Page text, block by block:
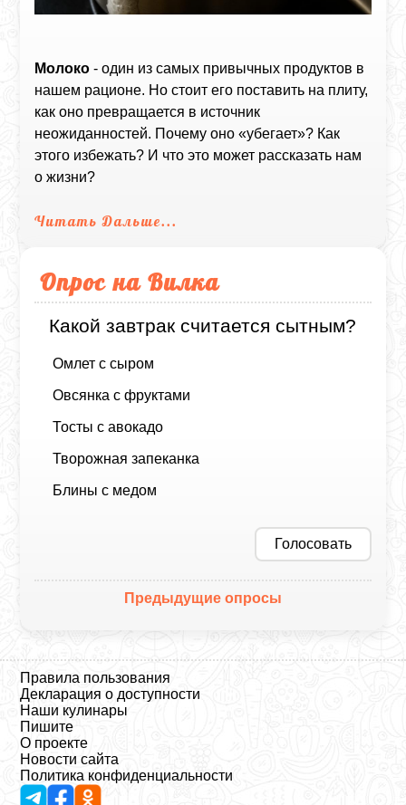
Молоко - один из самых привычных продуктов в
нашем рационе. Но стоит его поставить на плиту,
как оно превращается в источник
неожиданностей. Почему оно «убегает»? Как
этого избежать? И что это может рассказать нам
о жизни?
Читать Дальше...
Опрос на Вилка
Какой завтрак считается сытным?
Омлет с сыром
Овсянка с фруктами
Тосты с авокадо
Творожная запеканка
Блины с медом
Голосовать
Предыдущие опросы
Правила пользования
Декларация о доступности
Наши кулинары
Пишите
О проекте
Новости сайта
Политика конфиденциальности